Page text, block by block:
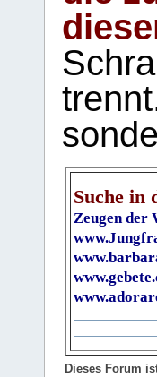
Suche in
Zeugen der
Dieses Forum